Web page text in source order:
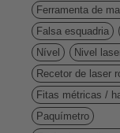
Ferramenta de
Falsa esquadria
Nível
Nivel
Recetor de laser
Fitas métricas /
Paquímetro